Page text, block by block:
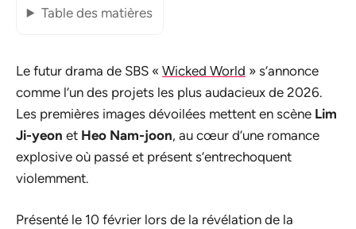
Table des matières
Le futur drama de SBS « Wicked World » s’annonce
comme l’un des projets les plus audacieux de 2026.
Les premières images dévoilées mettent en scène Lim
Ji-yeon et Heo Nam-joon, au cœur d’une romance
explosive où passé et présent s’entrechoquent
violemment.
Présenté le 10 février lors de la révélation de la